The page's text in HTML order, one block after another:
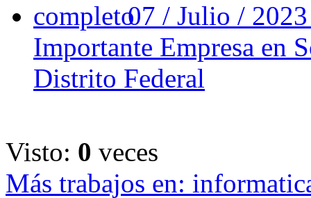
07 / Julio /
Importante Empresa en
Distrito Federal
Visto: 0 veces
Más trabajos en: